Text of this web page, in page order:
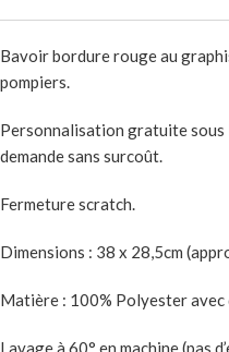
Bavoir bordure rouge au
pompiers.
Personnalisation gratuite
demande sans surcoût.
Fermeture scratch.
Dimensions : 38 x 28,5cm
Matière : 100% Polyester avec
Lavage à 60° en machine (pas